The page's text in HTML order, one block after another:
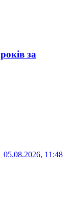
за
05.08.2026, 11:48